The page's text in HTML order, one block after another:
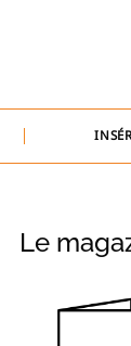
Le